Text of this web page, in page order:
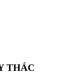
THÁC